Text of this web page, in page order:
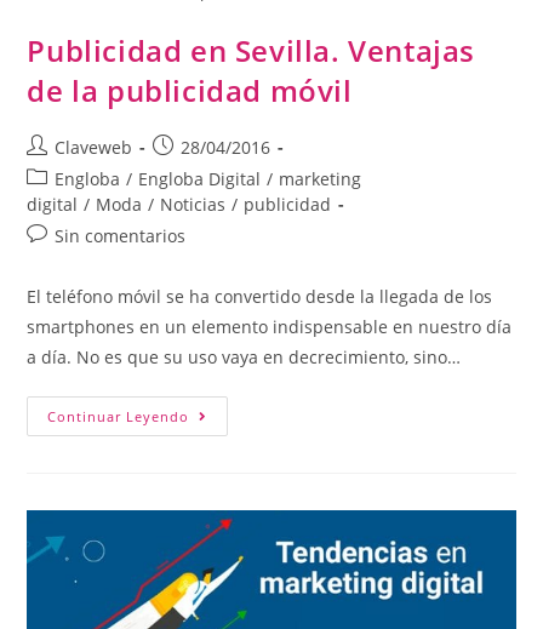
Publicidad en Sevilla. Ventajas
de la publicidad móvil
Claveweb
28/04/2016
Engloba / Engloba Digital / marketing
digital / Moda / Noticias / publicidad
Sin comentarios
El teléfono móvil se ha convertido desde la llegada de los
smartphones en un elemento indispensable en nuestro día
a día. No es que su uso vaya en decrecimiento, sino…
Continuar Leyendo